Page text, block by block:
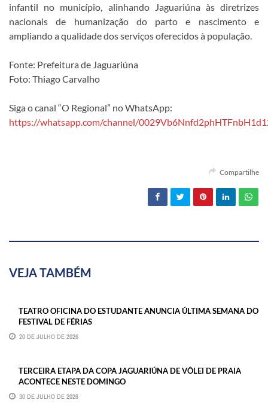
infantil no município, alinhando Jaguariúna às diretrizes
nacionais de humanização do parto e nascimento e
ampliando a qualidade dos serviços oferecidos à população.
Fonte: Prefeitura de Jaguariúna
Foto: Thiago Carvalho
Siga o canal “O Regional” no WhatsApp:
https://whatsapp.com/channel/
Compartilhe
VEJA TAMBÉM
TEATRO OFICINA DO ESTUDANTE ANUNCIA ÚLTIMA SEMANA DO
FESTIVAL DE FÉRIAS
20 DE JULHO DE 2026
TERCEIRA ETAPA DA COPA JAGUARIÚNA DE VÔLEI DE PRAIA
ACONTECE NESTE DOMINGO
30 DE JULHO DE 2026